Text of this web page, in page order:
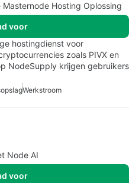
Hosting Oplossing
voor
hostingdienst voor
zoals PIVX en
NodeSupply krijgen gebruikers
Werkstroom
Node AI
voor